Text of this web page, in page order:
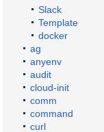
Slack
Template
docker
ag
anyenv
audit
cloud-init
comm
command
curl